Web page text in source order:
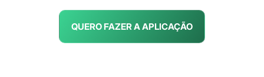
QUERO FAZER A APLICAÇÃO